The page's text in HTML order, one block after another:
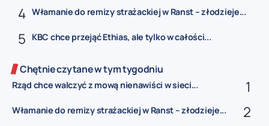
Włamanie do remizy strażackiej w Ranst – złodzieje...
KBC chce przejąć Ethias, ale tylko w całości...
Chętnie czytane w tym tygodniu
Rząd chce walczyć z mową nienawiści w sieci...
Włamanie do remizy strażackiej w Ranst – złodzieje...